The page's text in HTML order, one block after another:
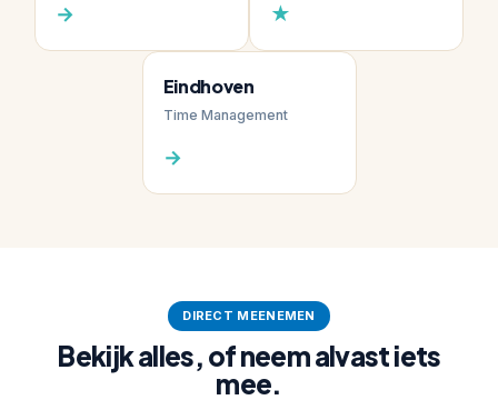
→ ★
Eindhoven
Time Management
→
DIRECT MEENEMEN
Bekijk alles, of neem alvast iets
mee.